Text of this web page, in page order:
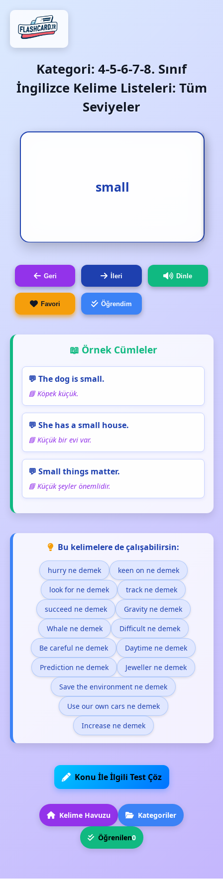
Kategori: 4-5-6-7-8. Sınıf
İngilizce Kelime Listeleri: Tüm
Seviyeler
small
küçük
Geri İleri Dinle
Favori Öğrendim
📖 Örnek Cümleler
💬 The dog is small.
📘 Köpek küçük.
💬 She has a small house.
📘 Küçük bir evi var.
💬 Small things matter.
📘 Küçük şeyler önemlidir.
Bu kelimelere de çalışabilirsin:
hurry ne demek keen on ne demek
look for ne demek track ne demek
succeed ne demek Gravity ne demek
Whale ne demek Difficult ne demek
Be careful ne demek Daytime ne demek
Prediction ne demek Jeweller ne demek
Save the environment ne demek
Use our own cars ne demek
Increase ne demek
Konu İle İlgili Test Çöz
Kelime Havuzu Kategoriler
Öğrenilen0